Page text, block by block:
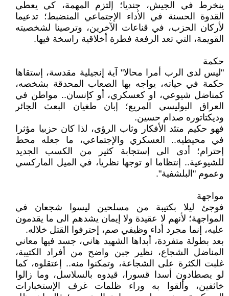
ينخرط في الجيش، جنديا؛ إلتزم المهمة، كي يعطي
القدوة الحسنة في الأداء الإجتماعي المنضبط؛ تدعيما
لأركان الحزب، في قناعات الآخرين، وترصينا لشخصيته
القويمة، التي تعد الرفعة فطرة أخلاقية راسخة فيها.
حكمة
"ليس لدى الرب أمرا محالا" آية إنجيلية مقدسة، إستقاها
حكمة في حياته، يواجه بها الصعاب المحدقة بشخصه،
كمناضل شيوعي، او كعسكري، أو كإنسان.. مواطن في
العراق البوليسي المريع؛ إبان طغيان البعث الجائر
وديكتاتوره صدام حسين.
فهو حكيم متئد الأفكار وثاب الرؤى، لذا كان حزبيا مؤثرا
في محيطيه.. العسكري والإجتماعي، ما جعله محط
إحترام؛ أدى الى إستجابة كثير من الكسب الجديد
للشيوعية.. إنتظاما او توجها نظريا، في الميل الماركسي
وعموم "البلشفية".
مواجهة
فوجئ ليلا بكتيبة من مسلحين ليسوا شجعان في
المواجهة؛ لأنهم لا عقيدة ولا إيمان يشدهم الى ما يقدمون
عليه، إنما مجرد أداء وظيفي صم، إحترفوا القتل خلاله.
بعد بطولة متفردة، أبداها الشهيد هاني، جسد فيها معاني
المناضل الشجاع، نظير جبن واضح من أفراد الكتيبة،
غلبت الكثرة على الشجاعة، وتمكنوا منه.. إعتقلوه، كما
لو يصطادون أسدا قسورا، قيدوه بالسلاسل، وما زالوا
خائفين، وألقوا به وراء ظلمات غرف الإستخبارات